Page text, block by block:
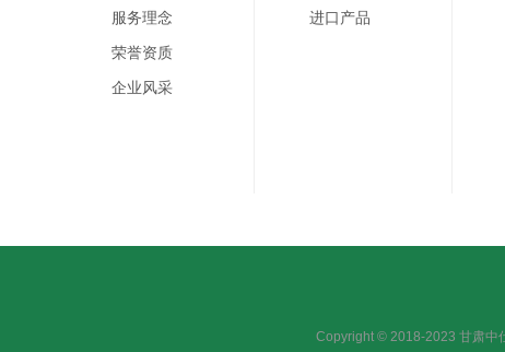
服务理念
荣誉资质
企业风采
进口产品
Copyright © 2018-2023 甘肃中